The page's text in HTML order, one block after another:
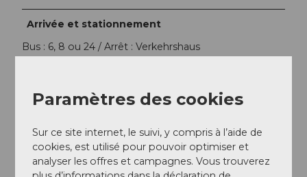
Arrivée et stationnement
Bus : 6, 8 ou 24 / Arrêt : Verkehrshaus
Bateau : SGV (en été) / Arrêt : Verkehrshaus-Lido
https://www.verkehrshaus.ch/fr/footer-fr/menu-
Réseaux sociaux
Facebook
Paramètres des cookies
Sur ce site internet, le suivi, y compris à l’aide de
cookies, est utilisé pour pouvoir optimiser et
analyser les offres et campagnes. Vous trouverez